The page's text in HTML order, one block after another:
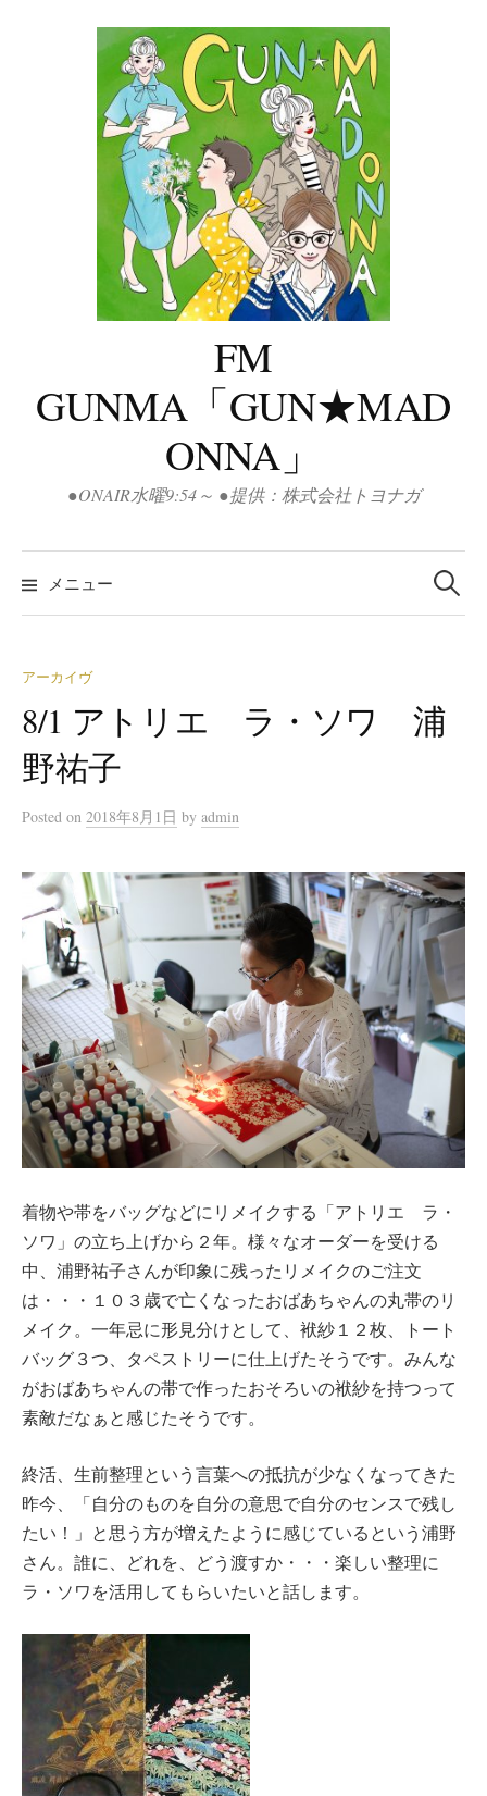
FM
GUNMA「GUN★MAD
ONNA」
●ONAIR水曜9:54～ ●提供：株式会社トヨナガ
メニュー
検
索:
アーカイヴ
8/1 アトリエ ラ・ソワ 浦
野祐子
Posted on 2018年8月1日 by admin
着物や帯をバッグなどにリメイクする「アトリエ ラ・
ソワ」の立ち上げから２年。様々なオーダーを受ける
中、浦野祐子さんが印象に残ったリメイクのご注文
は・・・１０３歳で亡くなったおばあちゃんの丸帯のリ
メイク。一年忌に形見分けとして、袱紗１２枚、トート
バッグ３つ、タペストリーに仕上げたそうです。みんな
がおばあちゃんの帯で作ったおそろいの袱紗を持つって
素敵だなぁと感じたそうです。
終活、生前整理という言葉への抵抗が少なくなってきた
昨今、「自分のものを自分の意思で自分のセンスで残し
たい！」と思う方が増えたように感じているという浦野
さん。誰に、どれを、どう渡すか・・・楽しい整理に
ラ・ソワを活用してもらいたいと話します。